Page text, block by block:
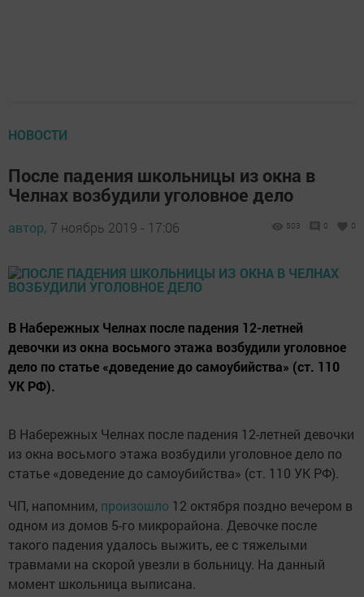
НОВОСТИ
После падения школьницы из окна в
Челнах возбудили уголовное дело
автор, 7 ноябрь 2019 - 17:06 503 0 0
В Набережных Челнах после падения 12-летней
девочки из окна восьмого этажа возбудили уголовное
дело по статье «доведение до самоубийства» (ст. 110
УК РФ).
В Набережных Челнах после падения 12-летней девочки
из окна восьмого этажа возбудили уголовное дело по
статье «доведение до самоубийства» (ст. 110 УК РФ).
ЧП, напомним, произошло 12 октября поздно вечером в
одном из домов 5-го микрорайона. Девочке после
такого падения удалось выжить, ее с тяжелыми
травмами на скорой увезли в больницу. На данный
момент школьница выписана.